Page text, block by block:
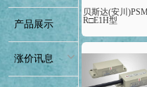
产品展示
涨价讯息
贝斯达(安川
R□E1H型